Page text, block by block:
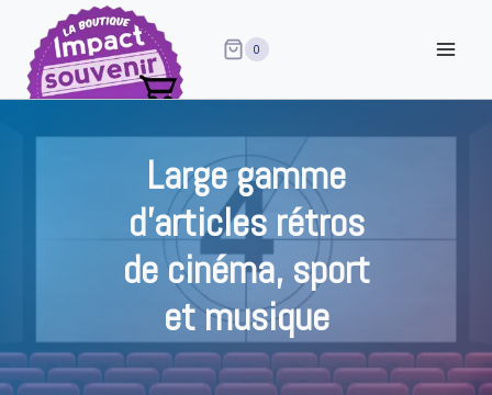
contenu
0
Large gamme
d’articles rétros
de cinéma, sport
et musique